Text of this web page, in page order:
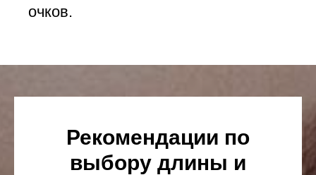
очков.
Рекомендации по
выбору длины и